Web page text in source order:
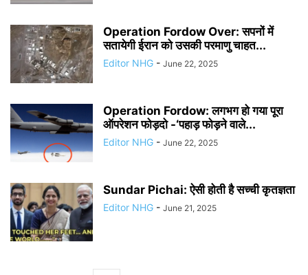
Operation Fordow Over: सपनों में
सतायेगी ईरान को उसकी परमाणु चाहत...
Editor NHG - June 22, 2025
Operation Fordow: लगभग हो गया पूरा
ऑपरेशन फोड़दो -‘पहाड़ फोड़ने वाले...
Editor NHG - June 22, 2025
Sundar Pichai: ऐसी होती है सच्ची कृतज्ञता
Editor NHG - June 21, 2025